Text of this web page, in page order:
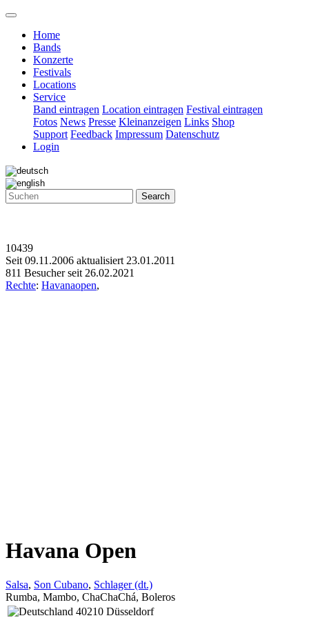
Home
Bands
Konzerte
Festivals
Locations
Service
Band eintragen Location eintragen Festival eintragen
Fotos News Presse Kleinanzeigen Links Shop
Support Feedback Impressum Datenschutz
Login
Search
10439
Seit 09.11.2006 aktualisiert 23.01.2011
811 Besucher seit 26.02.2021
Rechte: Havanaopen,
Havana Open
Salsa, Son Cubano, Schlager (dt.)
Rumba, Mambo, ChaChaChá, Boleros
40210 Düsseldorf